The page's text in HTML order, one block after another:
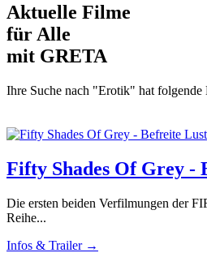
Aktuelle Filme
für Alle
mit GRETA
Ihre Suche nach "Erotik" hat folgende
Fifty Shades Of Grey -
Die ersten beiden Verfilmungen der
Reihe...
Infos & Trailer →